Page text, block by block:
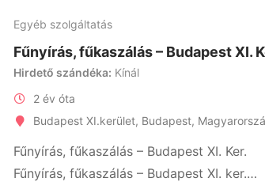
Egyéb szolgáltatás
Fűnyírás, fűkaszálás – Budapest XI.
Hirdető szándéka Kínál
2 év óta
Budapest XI.kerület, Budapest,
Fűnyírás, fűkaszálás – Budapest XI. Ker.
Fűnyírás, fűkaszálás – Budapest XI. ker.…